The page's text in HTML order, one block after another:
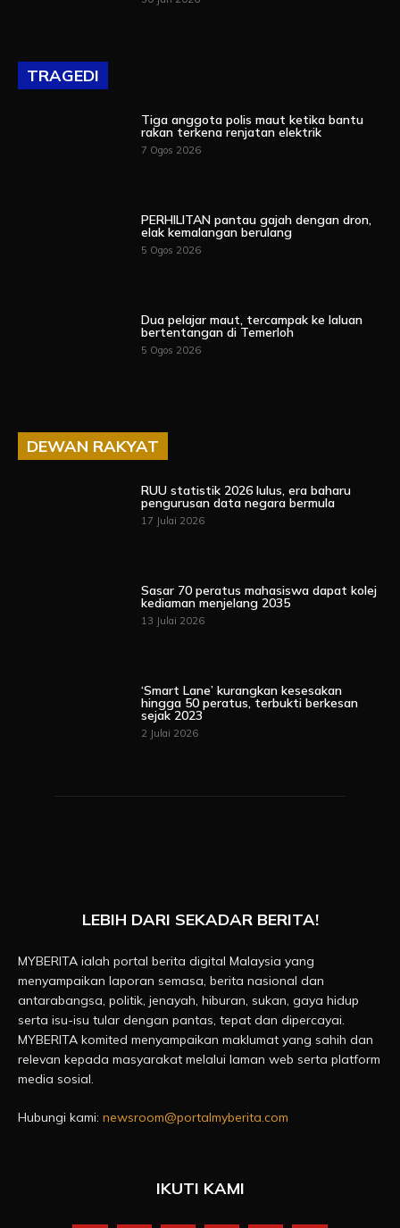
TRAGEDI
Tiga anggota polis maut ketika bantu
rakan terkena renjatan elektrik
7 Ogos 2026
PERHILITAN pantau gajah dengan dron,
elak kemalangan berulang
5 Ogos 2026
Dua pelajar maut, tercampak ke laluan
bertentangan di Temerloh
5 Ogos 2026
DEWAN RAKYAT
RUU statistik 2026 lulus, era baharu
pengurusan data negara bermula
17 Julai 2026
Sasar 70 peratus mahasiswa dapat kolej
kediaman menjelang 2035
13 Julai 2026
‘Smart Lane’ kurangkan kesesakan
hingga 50 peratus, terbukti berkesan
sejak 2023
2 Julai 2026
LEBIH DARI SEKADAR BERITA!
MYBERITA ialah portal berita digital Malaysia yang
menyampaikan laporan semasa, berita nasional dan
antarabangsa, politik, jenayah, hiburan, sukan, gaya hidup
serta isu-isu tular dengan pantas, tepat dan dipercayai.
MYBERITA komited menyampaikan maklumat yang sahih dan
relevan kepada masyarakat melalui laman web serta platform
media sosial.
Hubungi kami: newsroom@portalmyberita.com
IKUTI KAMI